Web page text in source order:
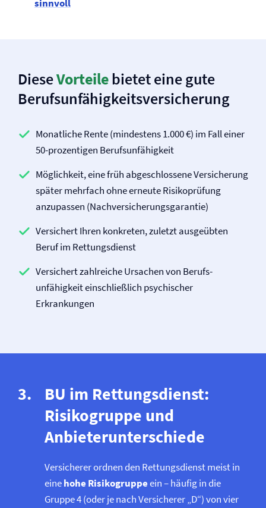
sinnvoll
DieseVorteilebietet eine gute
Berufs­unfähigkeits­versicherung
Monatliche Rente (mindestens 1.000 €) im Fall einer
50-prozentigen Berufs­unfähigkeit
Möglichkeit, eine früh abgeschlossene Versicherung
später mehrfach ohne erneute Risikoprüfung
anzupassen (Nach­versicherungsgarantie)
Versichert Ihren konkreten, zuletzt ausgeübten
Beruf im Rettungsdienst
Versichert zahlreiche Ursachen von Berufs­
unfähigkeit einschließlich psychischer
Erkrankungen
BU im Rettungsdienst:
Risikogruppe und
Anbieterunterschiede
Versicherer ordnen den Rettungsdienst meist in
einehohe Risikogruppeein – häufig in die
Gruppe 4 (oder je nach Versicherer „D“) von vier